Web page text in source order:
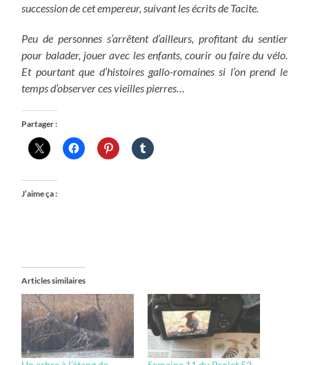
succession de cet empereur, suivant les écrits de Tacite.
Peu de personnes s’arrêtent d’ailleurs, profitant du sentier
pour balader, jouer avec les enfants, courir ou faire du vélo.
Et pourtant que d’histoires gallo-romaines si l’on prend le
temps d’observer ces vieilles pierres…
Partager :
J’aime ça :
Articles similaires